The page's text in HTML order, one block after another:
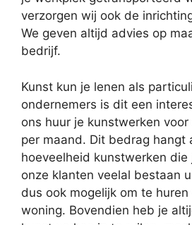
verzorgen wij ook de
We geven altijd advies op
bedrijf.
Kunst kun je lenen als
ondernemers is dit een
ons huur je kunstwerken
per maand. Dit bedrag hangt
hoeveelheid kunstwerken
onze klanten veelal bestaan
dus ook mogelijk om te huren
woning. Bovendien heb je